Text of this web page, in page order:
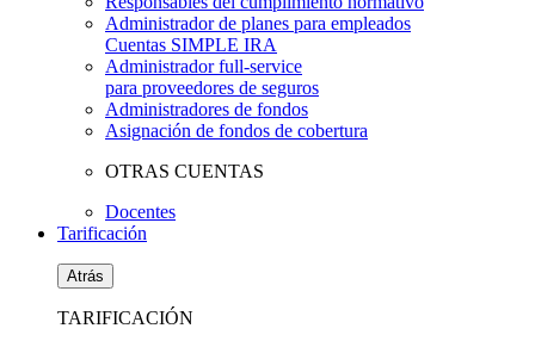
Administrador de planes para empleados
Cuentas SIMPLE IRA
Administrador full-service
para proveedores de seguros
Administradores de fondos
Asignación de fondos de cobertura
OTRAS CUENTAS
Docentes
Tarificación
Atrás
TARIFICACIÓN